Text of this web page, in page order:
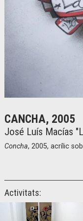
CANCHA, 2005
José Luís Macías
Concha, 2005, acrílic
Activitats: